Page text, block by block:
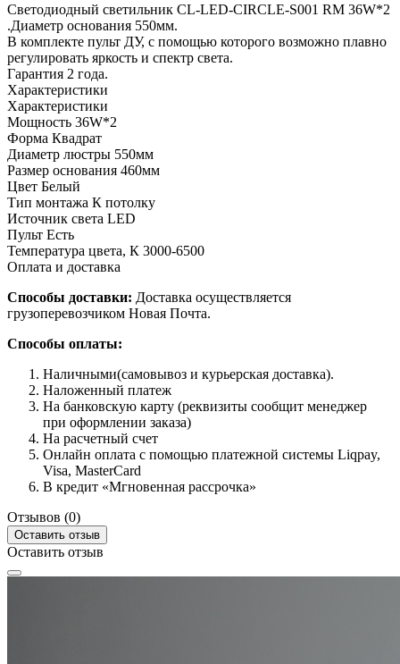
Светодиодный светильник CL-LED-CIRCLE-S001 RM 36W*2
.Диаметр основания 550мм.
В комплекте пульт ДУ, с помощью которого возможно плавно
регулировать яркость и спектр света.
Гарантия 2 года.
Характеристики
Характеристики
Мощность 36W*2
Форма Квадрат
Диаметр люстры 550мм
Размер основания 460мм
Цвет Белый
Тип монтажа К потолку
Источник света LED
Пульт Есть
Температура цвета, К 3000-6500
Оплата и доставка
Способы доставки: Доставка осуществляется
грузоперевозчиком Новая Почта.
Способы оплаты:
Наличными(самовывоз и курьерская доставка).
Наложенный платеж
На банковскую карту (реквизиты сообщит менеджер
при оформлении заказа)
На расчетный счет
Онлайн оплата с помощью платежной системы Liqpay,
Visa, MasterCard
В кредит «Мгновенная рассрочка»
Отзывов (0)
Оставить отзыв
Оставить отзыв